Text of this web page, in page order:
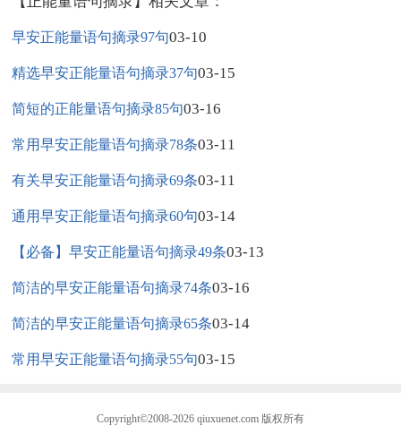
早安正能量语句摘录97句03-10
精选早安正能量语句摘录37句03-15
简短的正能量语句摘录85句03-16
常用早安正能量语句摘录78条03-11
有关早安正能量语句摘录69条03-11
通用早安正能量语句摘录60句03-14
【必备】早安正能量语句摘录49条03-13
简洁的早安正能量语句摘录74条03-16
简洁的早安正能量语句摘录65条03-14
常用早安正能量语句摘录55句03-15
Copyright©2008-2026 qiuxuenet.com 版权所有